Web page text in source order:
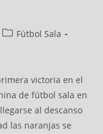
Fútbol Sala
victoria en el
de fútbol sala en
al descanso
las naranjas se